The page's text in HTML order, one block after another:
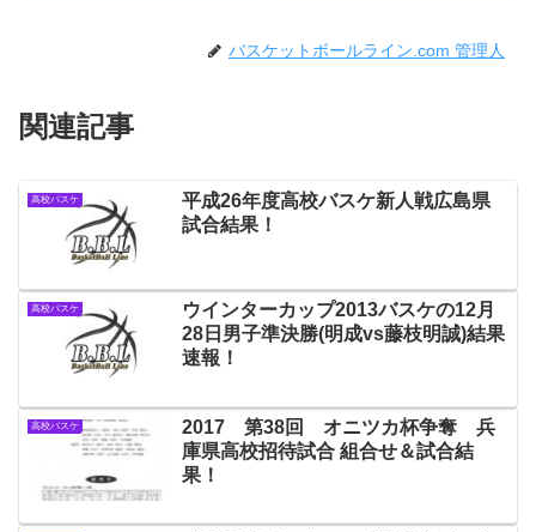
バスケットボールライン.com 管理人
関連記事
高校バスケ
平成26年度高校バスケ新人戦広島県
試合結果！
高校バスケ
ウインターカップ2013バスケの12月
28日男子準決勝(明成vs藤枝明誠)結果
速報！
高校バスケ
2017 第38回 オニツカ杯争奪 兵
庫県高校招待試合 組合せ＆試合結
果！